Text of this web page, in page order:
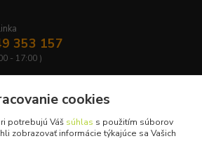
353 157
- 17:00 )
cookies
potrebujú Váš súhlas s použitím súborov
zobrazovať informácie týkajúce sa Vašich